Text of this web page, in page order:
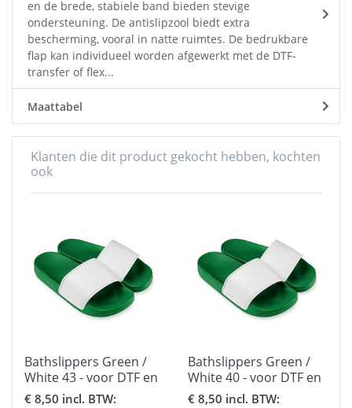
en de brede, stabiele band bieden stevige
ondersteuning. De antislipzool biedt extra
bescherming, vooral in natte ruimtes. De bedrukbare
flap kan individueel worden afgewerkt met de DTF-
transfer of flex...
Maattabel
Klanten die dit product gekocht hebben, kochten
ook
Bathslippers Green /
White 43 - voor DTF en
Flex
€ 8,50 incl. BTW:
Bathslippers Green /
White 40 - voor DTF en
Flex
€ 8,50 incl. BTW: